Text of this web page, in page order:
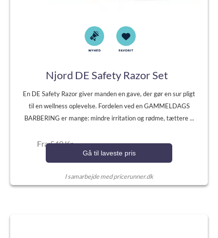
Njord DE Safety Razor Set
En DE Safety Razor giver manden en gave, der gør en sur pligt
til en wellness oplevelse. Fordelen ved en GAMMELDAGS
BARBERING er mange: mindre irritation og rødme, tættere ...
Fra:549 Kr.
Gå til laveste pris
I samarbejde med pricerunner.dk